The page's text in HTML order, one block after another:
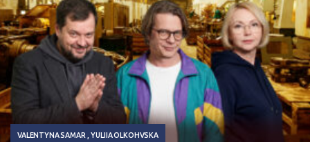
VALENTYNA SAMAR YULIIA OLKOHVSKA